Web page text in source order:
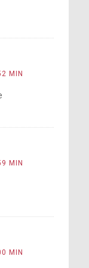
MIN
MIN
MIN